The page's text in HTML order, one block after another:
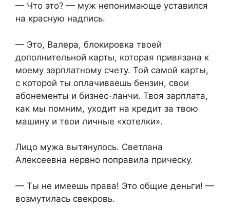
— Что это? — муж непонимающе уставился
на красную надпись.
— Это, Валера, блокировка твоей
дополнительной карты, которая привязана к
моему зарплатному счету. Той самой карты,
с которой ты оплачиваешь бензин, свои
абонементы и бизнес-ланчи. Твоя зарплата,
как мы помним, уходит на кредит за твою
машину и твои личные «хотелки».
Лицо мужа вытянулось. Светлана
Алексеевна нервно поправила прическу.
— Ты не имеешь права! Это общие деньги! —
возмутилась свекровь.